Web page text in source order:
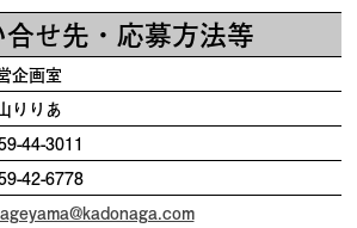
せ先・応募方法等
企画室
りりあ
44-3011
42-6778